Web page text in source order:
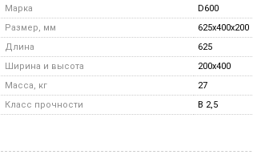
Марка
D600
Размер, мм
625x400x200
Длина
625
Ширина и высота
200x400
Масса, кг
27
Класс прочности
B 2,5